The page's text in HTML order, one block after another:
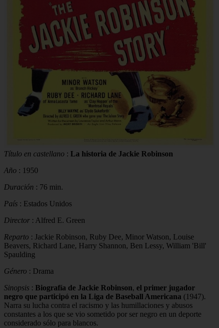
Título en castellano : La historia de Jackie Robinson
Año : 1950
Duración : 76 min.
País : Estados Unidos
Director : Alfred E. Green
Reparto : Jackie Robinson, Ruby Dee, Minor Watson, Louise
Beavers, Richard Lane, Harry Shannon, Ben Lessy, William 'Bill'
Spaulding
Género : Drama
Sinopsis : Biografía de Jackie Robinson, el primer jugador
negro que participó en la Liga de Baseball Americana (1947).
Narra su lucha contra el racismo y las humillaciones y abusos
constantes a los que se vio sometido por ser negro en un deporte
considerado sólo para blancos.